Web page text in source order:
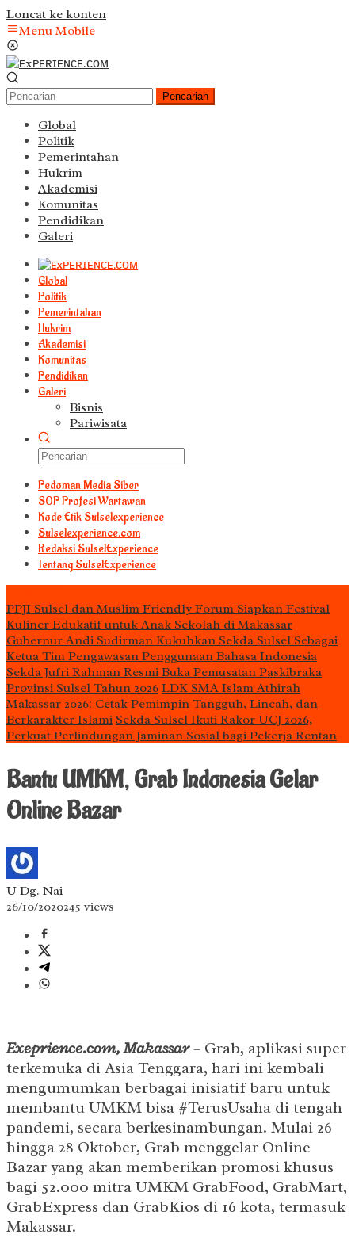
Loncat ke konten
Menu Mobile
Pencarian
Global
Politik
Pemerintahan
Hukrim
Akademisi
Komunitas
Pendidikan
Galeri
Global
Politik
Pemerintahan
Hukrim
Akademisi
Komunitas
Pendidikan
Galeri
Bisnis
Pariwisata
Pedoman Media Siber
S0P Profesi Wartawan
Kode Etik Sulselexperience
Sulselexperience.com
Redaksi SulselExperience
Tentang SulselExperience
PPJI Sulsel dan Muslim Friendly Forum Siapkan Festival
Kuliner Edukatif untuk Anak Sekolah di Makassar
Gubernur Andi Sudirman Kukuhkan Sekda Sulsel Sebagai
Ketua Tim Pengawasan Penggunaan Bahasa Indonesia
Sekda Jufri Rahman Resmi Buka Pemusatan Paskibraka
Provinsi Sulsel Tahun 2026 LDK SMA Islam Athirah
Makassar 2026: Cetak Pemimpin Tangguh, Lincah, dan
Berkarakter Islami Sekda Sulsel Ikuti Rakor UCJ 2026,
Perkuat Perlindungan Jaminan Sosial bagi Pekerja Rentan
Bantu UMKM, Grab Indonesia Gelar
Online Bazar
U Dg. Nai
26/10/2020245 views
Exeprience.com, Makassar– Grab, aplikasi super
terkemuka di Asia Tenggara, hari ini kembali
mengumumkan berbagai inisiatif baru untuk
membantu UMKM bisa #TerusUsaha di tengah
pandemi, secara berkesinambungan. Mulai 26
hingga 28 Oktober, Grab menggelar Online
Bazar yang akan memberikan promosi khusus
bagi 52.000 mitra UMKM GrabFood, GrabMart,
GrabExpress dan GrabKios di 16 kota, termasuk
Makassar.